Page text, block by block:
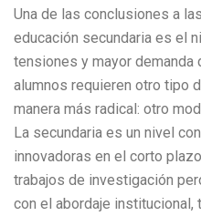
Una de las conclusiones a
educación secundaria es el
tensiones y mayor
alumnos requieren otro tipo
manera más radical: otro
La secundaria es un nivel
innovadoras en el corto
trabajos de investigación
con el abordaje institucional,